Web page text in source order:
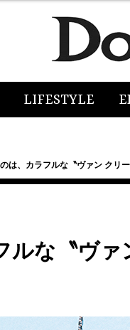
LIFESTYLE
は、カラフルな〝ヴァン クリ
ルな〝ヴ